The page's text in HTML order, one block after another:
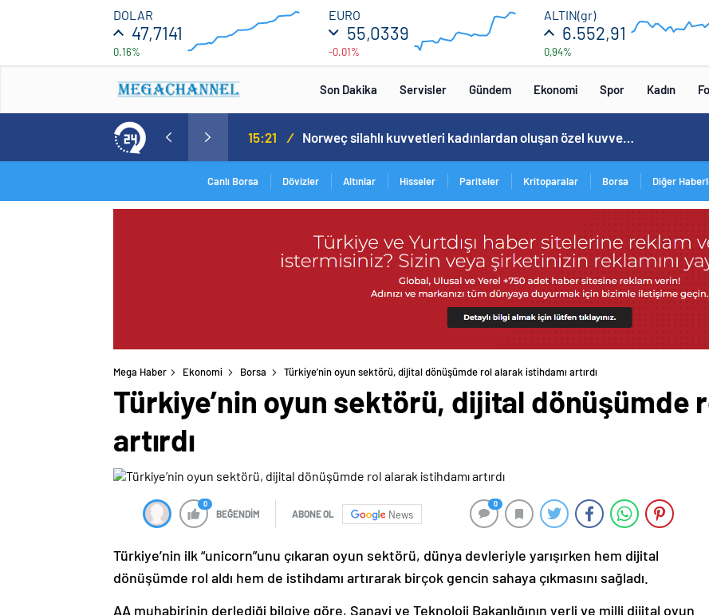
DOLAR
47,7141
0.16%
00:00 00:00
EURO
55,0339
-0.01%
00:00 00:00
ALTIN(gr)
6.552,91
0,94%
00:00
Son Dakika Servisler Gündem Ekonomi Spor Kadın
Norweç silahlı kuvvetleri kadınlardan oluşan özel kuvvetler eğitimlerini başlattı. 15:20 /
Canlı Borsa Dövizler Altınlar Hisseler Pariteler Kritoparalar Borsa Diğer
Mega Haber Ekonomi Borsa Türkiye’nin oyun sektörü, dijital dönüşümde rol alarak istihdamı artırdı
Türkiye’nin oyun sektörü, dijital dönüşümde
artırdı
0
BEĞENDİM ABONE OL News
0
Türkiye’nin ilk “unicorn”unu çıkaran oyun sektörü, dünya devleriyle yarışırken hem dijital
dönüşümde rol aldı hem de istihdamı artırarak birçok gencin sahaya çıkmasını sağladı.
AA muhabirinin derlediği bilgiye göre, Sanayi ve Teknoloji Bakanlığının yerli ve milli dijital oyun